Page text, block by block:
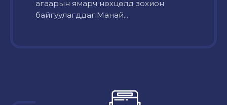
агаарын ямарч нөхцөлд зохион
байгуулагддаг.Манай...